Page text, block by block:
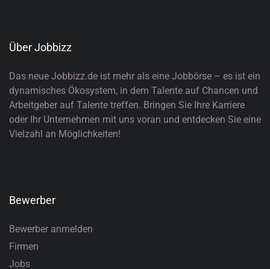
Über Jobbizz
Das neue Jobbizz.de ist mehr als eine Jobbörse – es ist ein
dynamisches Ökosystem, in dem Talente auf Chancen und
Arbeitgeber auf Talente treffen. Bringen Sie Ihre Karriere
oder Ihr Unternehmen mit uns voran und entdecken Sie eine
Vielzahl an Möglichkeiten!
Bewerber
Bewerber anmelden
Firmen
Jobs